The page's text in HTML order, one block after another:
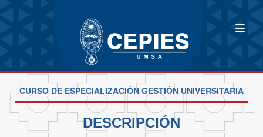
CURSO DE ESPECIALIZACIÓN GESTIÓN UNIVERSITARIA
DESCRIPCIÓN